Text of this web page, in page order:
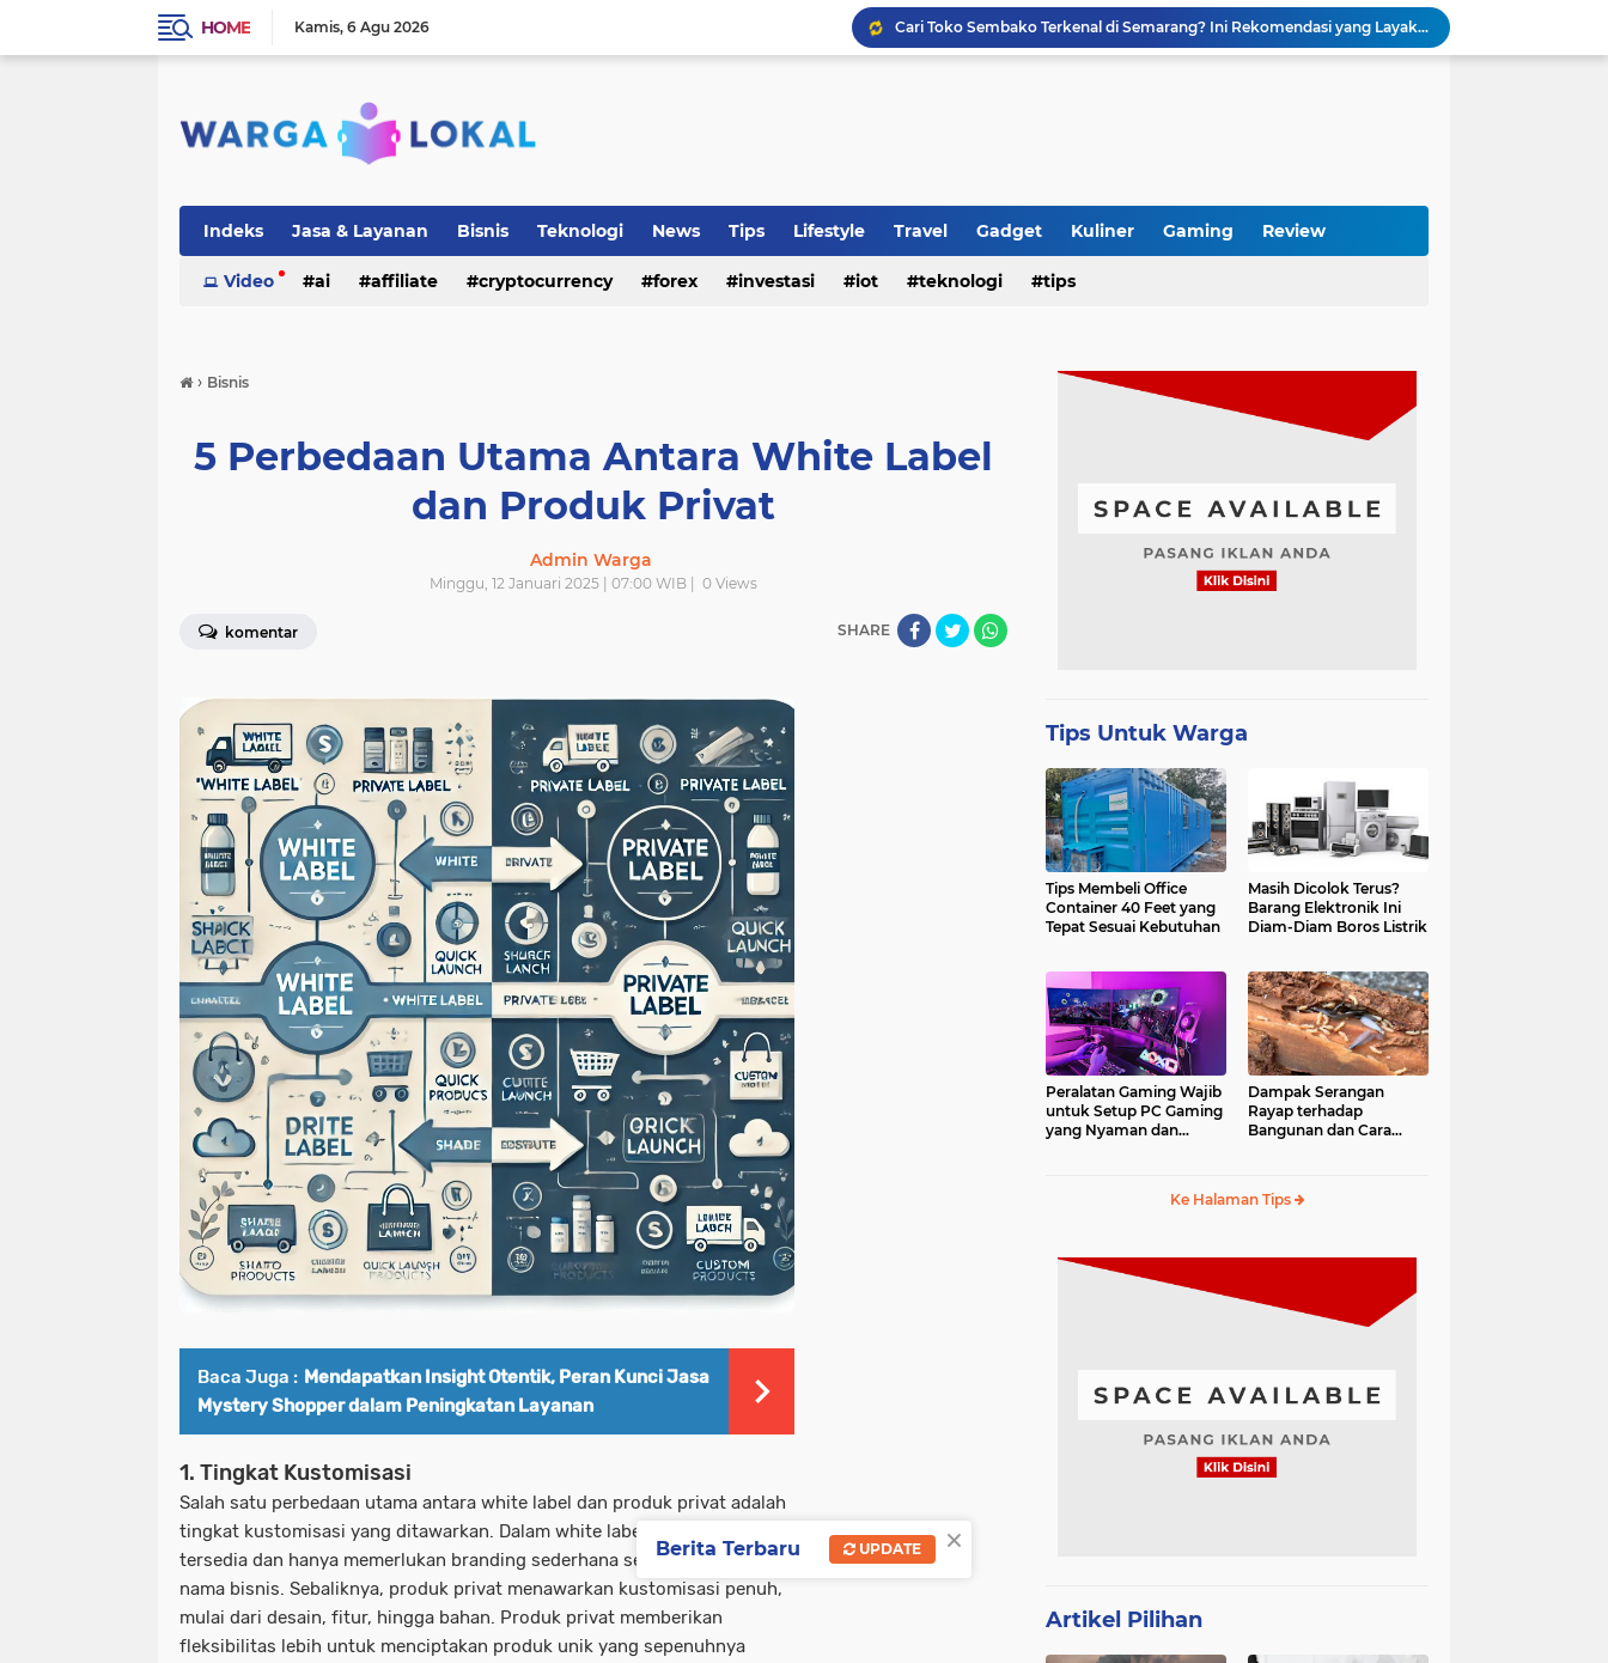
HOME Kamis 6 Agu 2026
Cari Toko Sembako Terkenal di Semarang? Ini Rekomendasi yang Layak Dikunjungi
WhatsApp Siapkan Fitur Folder Chat, Inbox Diprediksi Jauh Lebih Rapi
Tamanify, Jasa Taman Profesional untuk Rumah, Villa, Hotel & Perkantoran
HP Baru Tapi Cepat Panas dan Boros Baterai? Begini Cara Mengatasinya
Indeks Jasa & Layanan Bisnis Teknologi News Tips Lifestyle Travel Gadget Kuliner Gaming Review
Video ai affiliate cryptocurrency forex investasi iot teknologi tips
› Bisnis
5 Perbedaan Utama Antara White Label
dan Produk Privat
Admin Warga
Minggu, 12 Januari 2025 | 07:00 WIB | 0 Views
komentar SHARE
Baca Juga : Mendapatkan Insight Otentik, Peran Kunci Jasa
Mystery Shopper dalam Peningkatan Layanan
1. Tingkat Kustomisasi
Salah satu perbedaan utama antara white label dan produk privat adalah
tingkat kustomisasi yang ditawarkan. Dalam white label, produk sudah
tersedia dan hanya memerlukan branding sederhana seperti logo atau
nama bisnis. Sebaliknya, produk privat menawarkan kustomisasi penuh,
mulai dari desain, fitur, hingga bahan. Produk privat memberikan
fleksibilitas lebih untuk menciptakan produk unik yang sepenuhnya
Tips Untuk Warga
Tips Membeli Office
Container 40 Feet yang
Tepat Sesuai Kebutuhan
Masih Dicolok Terus?
Barang Elektronik Ini
Diam-Diam Boros Listrik
Peralatan Gaming Wajib
untuk Setup PC Gaming
yang Nyaman dan
Dampak Serangan
Rayap terhadap
Bangunan dan Cara
Ke Halaman Tips
Artikel Pilihan
×
Berita Terbaru UPDATE